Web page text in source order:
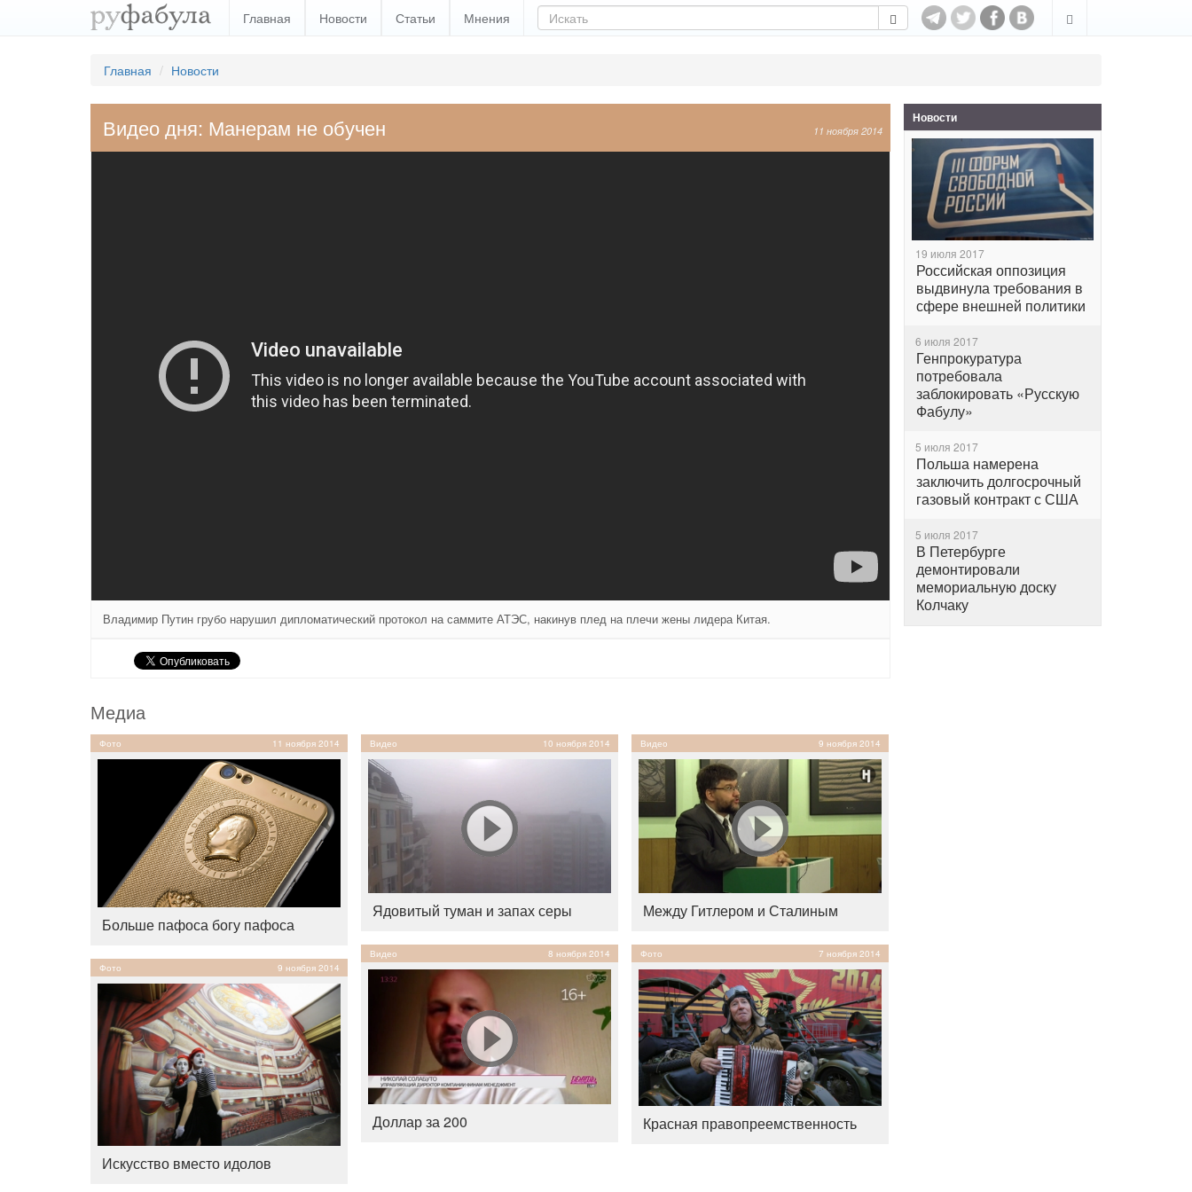
Главная Новости Статьи Мнения
Главная Новости
11 ноября 2014
Видео дня: Манерам не обучен
Владимир Путин грубо нарушил дипломатический протокол на саммите АТЭС, накинув плед на плечи жены лидера Китая.
Новости
19 июля 2017
Российская оппозиция
выдвинула требования в
сфере внешней политики
6 июля 2017
Генпрокуратура
потребовала
заблокировать «Русскую
Фабулу»
5 июля 2017
Польша намерена
заключить долгосрочный
газовый контракт с США
5 июля 2017
В Петербурге
демонтировали
мемориальную доску
Колчаку
Медиа
Фото 11 ноября 2014
Больше пафоса богу пафоса
Фото 9 ноября 2014
Искусство вместо идолов
Видео 10 ноября 2014
Ядовитый туман и запах серы
Видео 8 ноября 2014
Доллар за 200
Видео 9 ноября 2014
Между Гитлером и Сталиным
Фото 7 ноября 2014
Красная правопреемственность